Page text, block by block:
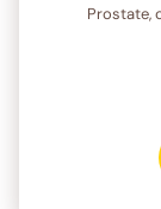
Prostate,